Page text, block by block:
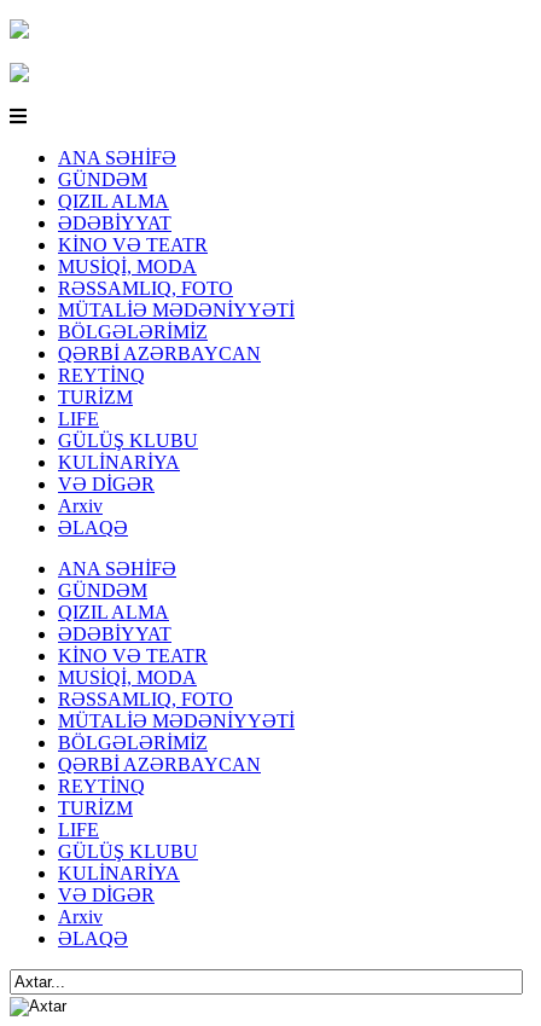
ANA SƏHİFƏ
GÜNDƏM
QIZIL ALMA
ƏDƏBİYYAT
KİNO VƏ TEATR
MUSİQİ, MODA
RƏSSAMLIQ, FOTO
MÜTALİƏ MƏDƏNİYYƏTİ
BÖLGƏLƏRİMİZ
QƏRBİ AZƏRBAYCAN
REYTİNQ
TURİZM
LIFE
GÜLÜŞ KLUBU
KULİNARİYA
VƏ DİGƏR
Arxiv
ƏLAQƏ
ANA SƏHİFƏ
GÜNDƏM
QIZIL ALMA
ƏDƏBİYYAT
KİNO VƏ TEATR
MUSİQİ, MODA
RƏSSAMLIQ, FOTO
MÜTALİƏ MƏDƏNİYYƏTİ
BÖLGƏLƏRİMİZ
QƏRBİ AZƏRBAYCAN
REYTİNQ
TURİZM
LIFE
GÜLÜŞ KLUBU
KULİNARİYA
VƏ DİGƏR
Arxiv
ƏLAQƏ